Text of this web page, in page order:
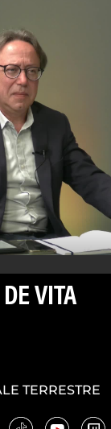
VITA
TERRESTRE